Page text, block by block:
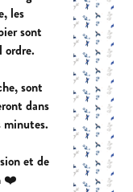
les
sont
ordre.
sont
dans
minutes.
et de
❤️